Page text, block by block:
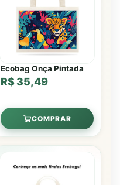
Ecobag Onça Pintada
R$ 35,49
COMPRAR